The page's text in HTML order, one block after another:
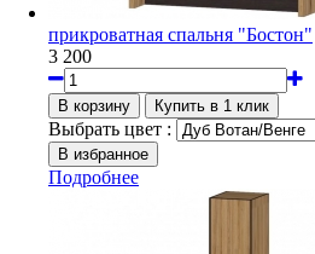
прикроватная спальня "Бостон"
3 200
Выбрать цвет :
Подробнее